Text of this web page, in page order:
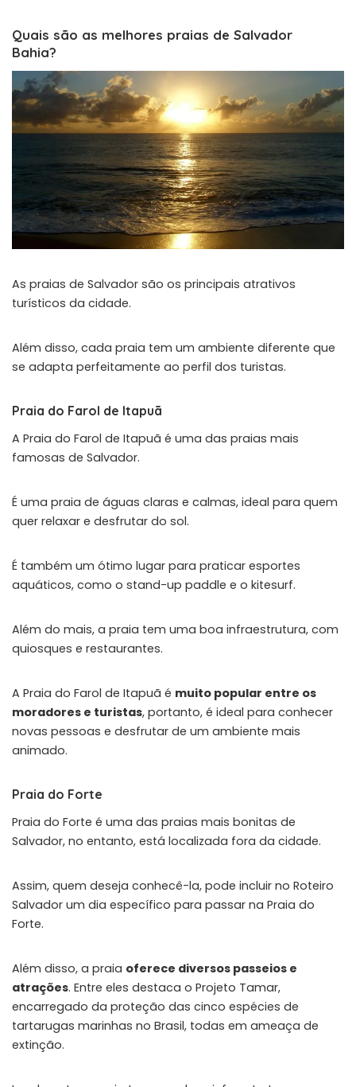
Quais são as melhores praias de Salvador
Bahia?
As praias de Salvador são os principais atrativos
turísticos da cidade.
Além disso, cada praia tem um ambiente diferente que
se adapta perfeitamente ao perfil dos turistas.
Praia do Farol de Itapuã
A Praia do Farol de Itapuã é uma das praias mais
famosas de Salvador.
É uma praia de águas claras e calmas, ideal para quem
quer relaxar e desfrutar do sol.
É também um ótimo lugar para praticar esportes
aquáticos, como o stand-up paddle e o kitesurf.
Além do mais, a praia tem uma boa infraestrutura, com
quiosques e restaurantes.
A Praia do Farol de Itapuã é muito popular entre os
moradores e turistas, portanto, é ideal para conhecer
novas pessoas e desfrutar de um ambiente mais
animado.
Praia do Forte
Praia do Forte é uma das praias mais bonitas de
Salvador, no entanto, está localizada fora da cidade.
Assim, quem deseja conhecê-la, pode incluir no Roteiro
Salvador um dia específico para passar na Praia do
Forte.
Além disso, a praia oferece diversos passeios e
atrações. Entre eles destaca o Projeto Tamar,
encarregado da proteção das cinco espécies de
tartarugas marinhas no Brasil, todas em ameaça de
extinção.